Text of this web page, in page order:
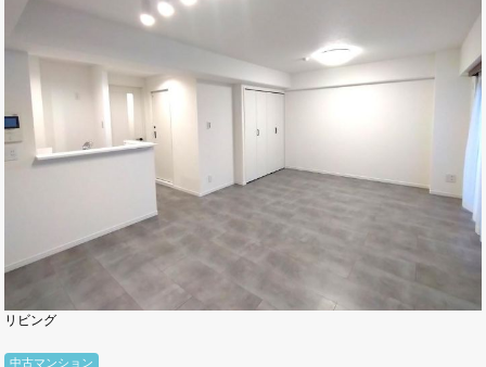
リビング
中古マンション